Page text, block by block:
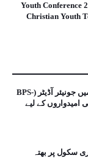
Youth Conference
Christian Youth
آفس آف دی ملٹری اکاؤنٹنٹ جنرل میں جونیئر آڈیٹر (BPS-
امیدواروں کے لیے
سکول پر بھتہ